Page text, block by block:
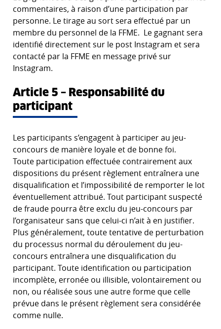
commentaires, à raison d’une participation par
personne. Le tirage au sort sera effectué par un
membre du personnel de la FFME. Le gagnant sera
identifié directement sur le post Instagram et sera
contacté par la FFME en message privé sur
Instagram.
Article 5 – Responsabilité du
participant
Les participants s’engagent à participer au jeu-
concours de manière loyale et de bonne foi.
Toute participation effectuée contrairement aux
dispositions du présent règlement entraînera une
disqualification et l’impossibilité de remporter le lot
éventuellement attribué. Tout participant suspecté
de fraude pourra être exclu du jeu-concours par
l’organisateur sans que celui-ci n’ait à en justifier.
Plus généralement, toute tentative de perturbation
du processus normal du déroulement du jeu-
concours entraînera une disqualification du
participant. Toute identification ou participation
incomplète, erronée ou illisible, volontairement ou
non, ou réalisée sous une autre forme que celle
prévue dans le présent règlement sera considérée
comme nulle.